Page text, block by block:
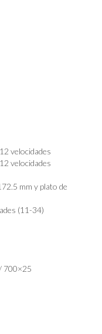
velocidades
velocidades
mm y plato de
(11-34)
700×25